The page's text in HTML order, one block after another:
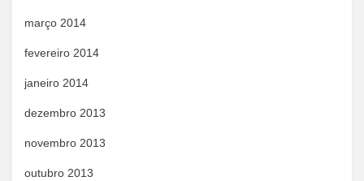
março 2014
fevereiro 2014
janeiro 2014
dezembro 2013
novembro 2013
outubro 2013